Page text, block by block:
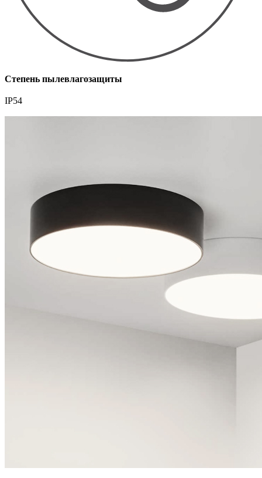
Степень пылевлагозащиты
IP54